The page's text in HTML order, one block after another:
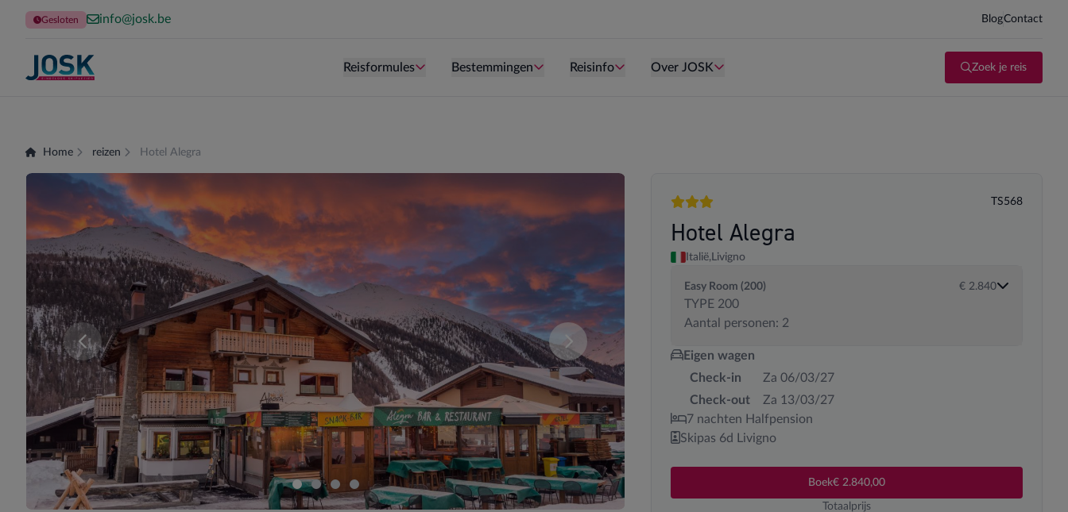
Gesloten info@josk.be BlogContact
Terug naar de homepage
Zoek je reis
Reisformules Persoon is te oud kind te zijn.
Bestemmingen Persoon is te oud kind te zijn.
Reisinfo Persoon is te oud kind te zijn.
Over JOSK
Home reizen Hotel Alegra
Er zijn momenteel geen kamers beschikbaar voor deze samenstelling. U kan uw kamersamenstelling wijzigen.
Vergelijk de verschillende transportopties
3 sterren
TS568
Hotel Alegra
Italië, Livigno
Easy Room (200)
TYPE 200
Aantal personen: 2
€ 2.840
Eigen wagen
Check-in
Za 06/03/27
Check-out
Za 13/03/27
7 nachten Halfpension
Skipas 6d Livigno
Boek€ 2.840,00
Totaalprijs